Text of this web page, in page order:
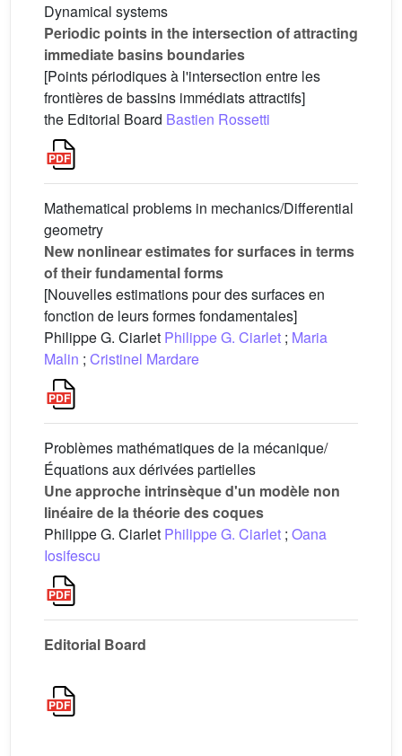
Dynamical systems
Periodic points in the intersection of attracting
immediate basins boundaries
[Points périodiques à l'intersection entre les
frontières de bassins immédiats attractifs]
the Editorial Board Bastien Rossetti
Mathematical problems in mechanics/Differential
geometry
New nonlinear estimates for surfaces in terms
of their fundamental forms
[Nouvelles estimations pour des surfaces en
fonction de leurs formes fondamentales]
Philippe G. Ciarlet Philippe G. Ciarlet ; Maria
Malin ; Cristinel Mardare
Problèmes mathématiques de la mécanique/
Équations aux dérivées partielles
Une approche intrinsèque d'un modèle non
linéaire de la théorie des coques
Philippe G. Ciarlet Philippe G. Ciarlet ; Oana
Iosifescu
Editorial Board